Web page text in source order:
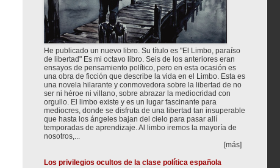
He publicado un nuevo libro. Su título es "El Limbo, paraíso
de libertad" Es mi octavo libro. Seis de los anteriores eran
ensayos de pensamiento político, pero en esta ocasión es
una obra de ficción que describe la vida en el Limbo. Esta es
una novela hilarante y conmovedora sobre la libertad de no
ser ni héroe ni villano, sobre abrazar la mediocridad con
orgullo. El limbo existe y es un lugar fascinante para
mediocres, donde se disfruta de una libertad tan insuperable
que hasta los ángeles bajan del cielo para pasar allí
temporadas de aprendizaje. Al limbo iremos la mayoría de
nosotros,...
[más]
Los privilegios ocultos de la clase política española